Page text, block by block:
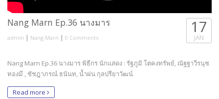
Nang Marn Ep.36 นางมาร
admin | Nang Marn | 0 Comments
17
JAN
Nang Marn Ep.36 นางมาร พิธีกร นักแสดง : รัฐภูมิ โตคงทรัพย์, ณัฐฐาวีรนุช
ทองมี , ชัชฎาภรณ์ ธนันท, น้ำฝน กุลปรียาวัฒน์
Read more